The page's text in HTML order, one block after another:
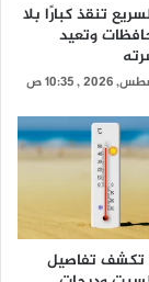
تنقذ كبارًا بلا
في 6 محافظات وتعيد
تكشف تفاصيل